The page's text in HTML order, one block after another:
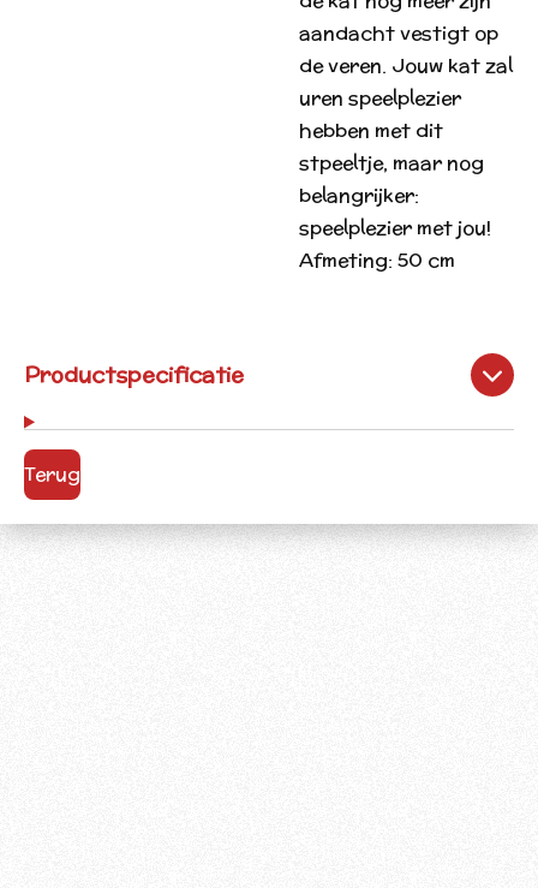
aandacht vestigt op
de veren. Jouw kat zal
uren speelplezier
hebben met dit
stpeeltje, maar nog
belangrijker:
speelplezier met jou!
Afmeting: 50 cm
Productspecificatie
Terug